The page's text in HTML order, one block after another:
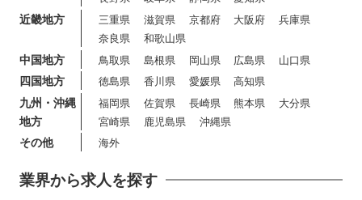
近畿地方 三重県 滋賀県 京都府 大阪府
兵庫県
奈良県
和歌山県
中国地方 鳥取県 島根県 岡山県 広島県 山口県
四国地方 徳島県 香川県 愛媛県 高知県
九州・沖縄
地方
福岡県 佐賀県 長崎県 熊本県
大分県
宮崎県
鹿児島県 沖縄県
その他 海外
業界から求人を探す